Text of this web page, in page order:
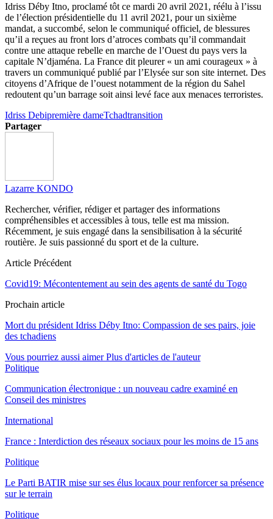
Idriss Déby Itno, proclamé tôt ce mardi 20 avril 2021, réélu à l’issu
de l’élection présidentielle du 11 avril 2021, pour un sixième
mandat, a succombé, selon le communiqué officiel, de blessures
qu’il a reçues au front lors d’atroces combats qu’il commandait
contre une attaque rebelle en marche de l’Ouest du pays vers la
capitale N’djaména. La France dit pleurer « un ami courageux » à
travers un communiqué publié par l’Elysée sur son site internet. Des
citoyens d’Afrique de l’ouest notamment de la région du Sahel
redoutent qu’un barrage soit ainsi levé face aux menaces terroristes.
Idriss Debipremière dameTchadtransition
Partager
Lazarre KONDO
Rechercher, vérifier, rédiger et partager des informations
compréhensibles et accessibles à tous, telle est ma mission.
Récemment, je suis engagé dans la sensibilisation à la sécurité
routière. Je suis passionné du sport et de la culture.
Article Précédent
Covid19: Mécontentement au sein des agents de santé du Togo
Prochain article
Mort du président Idriss Déby Itno: Compassion de ses pairs, joie
des tchadiens
Vous pourriez aussi aimer Plus d'articles de l'auteur
Politique
Communication électronique : un nouveau cadre examiné en
Conseil des ministres
International
France : Interdiction des réseaux sociaux pour les moins de 15 ans
Politique
Le Parti BATIR mise sur ses élus locaux pour renforcer sa présence
sur le terrain
Politique